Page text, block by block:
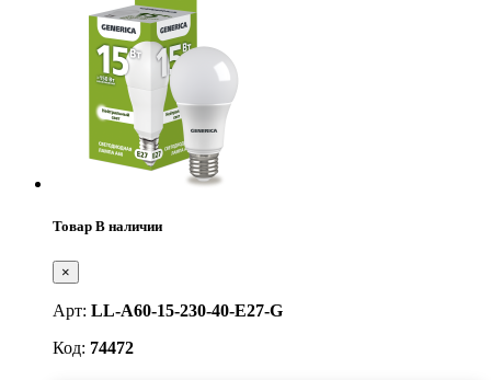
Товар В наличии
×
Арт: LL-A60-15-230-40-E27-G
Код: 74472